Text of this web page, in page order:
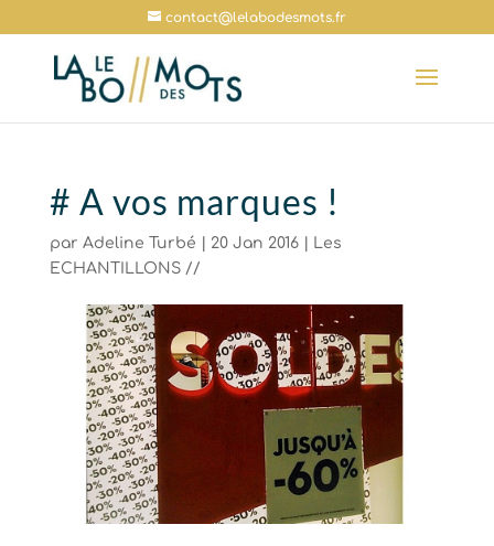
contact@lelabodesmots.fr
# A vos marques !
par Adeline Turbé 20 Jan 2016|
Les
ECHANTILLONS //